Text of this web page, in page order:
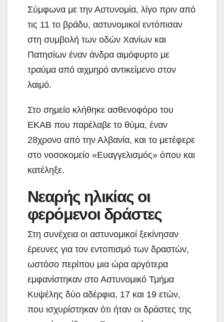
Σύμφωνα με την Αστυνομία, λίγο πριν από
τις 11 το βράδυ, αστυνομικοί εντόπισαν
στη συμβολή των οδών Χανίων και
Πατησίων έναν άνδρα αιμόφυρτο με
τραύμα από αιχμηρό αντικείμενο στον
λαιμό.
Στο σημείο κλήθηκε ασθενοφόρο του
ΕΚΑΒ που παρέλαβε το θύμα, έναν
28χρονο από την Αλβανία, και το μετέφερε
στο νοσοκομείο «Ευαγγελισμός» όπου και
κατέληξε.
Νεαρής ηλικίας οι
φερόμενοι δράστες
Στη συνέχεια οι αστυνομικοί ξεκίνησαν
έρευνες για τον εντοπισμό των δραστών,
ωστόσο περίπου μια ώρα αργότερα
εμφανίστηκαν στο Αστυνομικό Τμήμα
Κυψέλης δύο αδέρφια, 17 και 19 ετών,
που ισχυρίστηκαν ότι ήταν οι δράστες της